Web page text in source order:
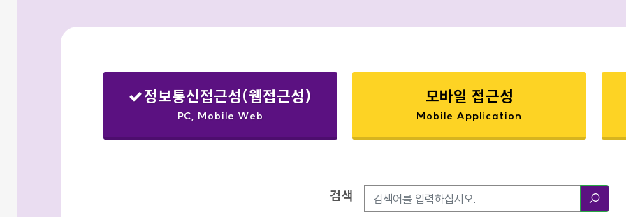
정보통신접근성(웹접근성)
PC, Mobile Web
모바일 접근성
Mobile Application
검색